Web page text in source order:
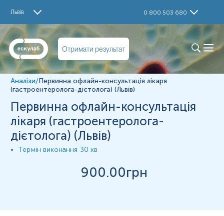
Львів 0 800 503 680
Отримати результат
Консультація лікаря
Матеріал
Інше
*Одиниці вимірювання, референтні значення та діапазон
тест-систем.
Аналізи/Первинна офлайн-консультація лікаря
(гастроентеролога-дієтолога) (Львів)
Первинна офлайн-консультація
лікаря (гастроентеролога-
дієтолога) (Львів)
Термін виконання 30 хв
900.00грн